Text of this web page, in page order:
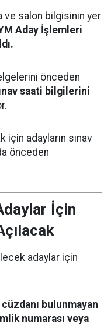
ve salon bilgisinin yer
Aday İşlemleri
önceden
saati bilgilerini
için adayların sınav
önceden
İçin
adaylar için
bulunmayan
numarası veya